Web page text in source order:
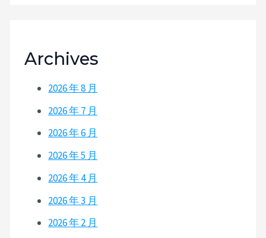
Archives
2026 年 8 月
2026 年 7 月
2026 年 6 月
2026 年 5 月
2026 年 4 月
2026 年 3 月
2026 年 2 月